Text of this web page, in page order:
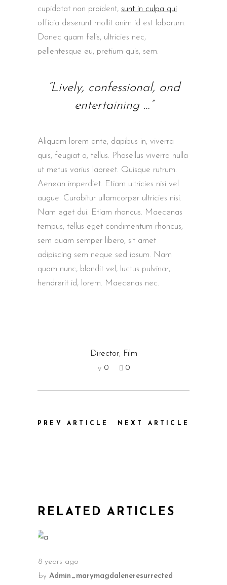
cupidatat non proident, sunt in culpa qui
officia deserunt mollit anim id est laborum.
Donec quam felis, ultricies nec,
pellentesque eu, pretium quis, sem.
“Lively, confessional, and
entertaining …”
Aliquam lorem ante, dapibus in, viverra
quis, feugiat a, tellus. Phasellus viverra nulla
ut metus varius laoreet. Quisque rutrum.
Aenean imperdiet. Etiam ultricies nisi vel
augue. Curabitur ullamcorper ultricies nisi.
Nam eget dui. Etiam rhoncus. Maecenas
tempus, tellus eget condimentum rhoncus,
sem quam semper libero, sit amet
adipiscing sem neque sed ipsum. Nam
quam nunc, blandit vel, luctus pulvinar,
hendrerit id, lorem. Maecenas nec.
Director, Film
0 0
PREV ARTICLE NEXT ARTICLE
RELATED ARTICLES
8 years ago
by Admin_marymagdaleneresurrected